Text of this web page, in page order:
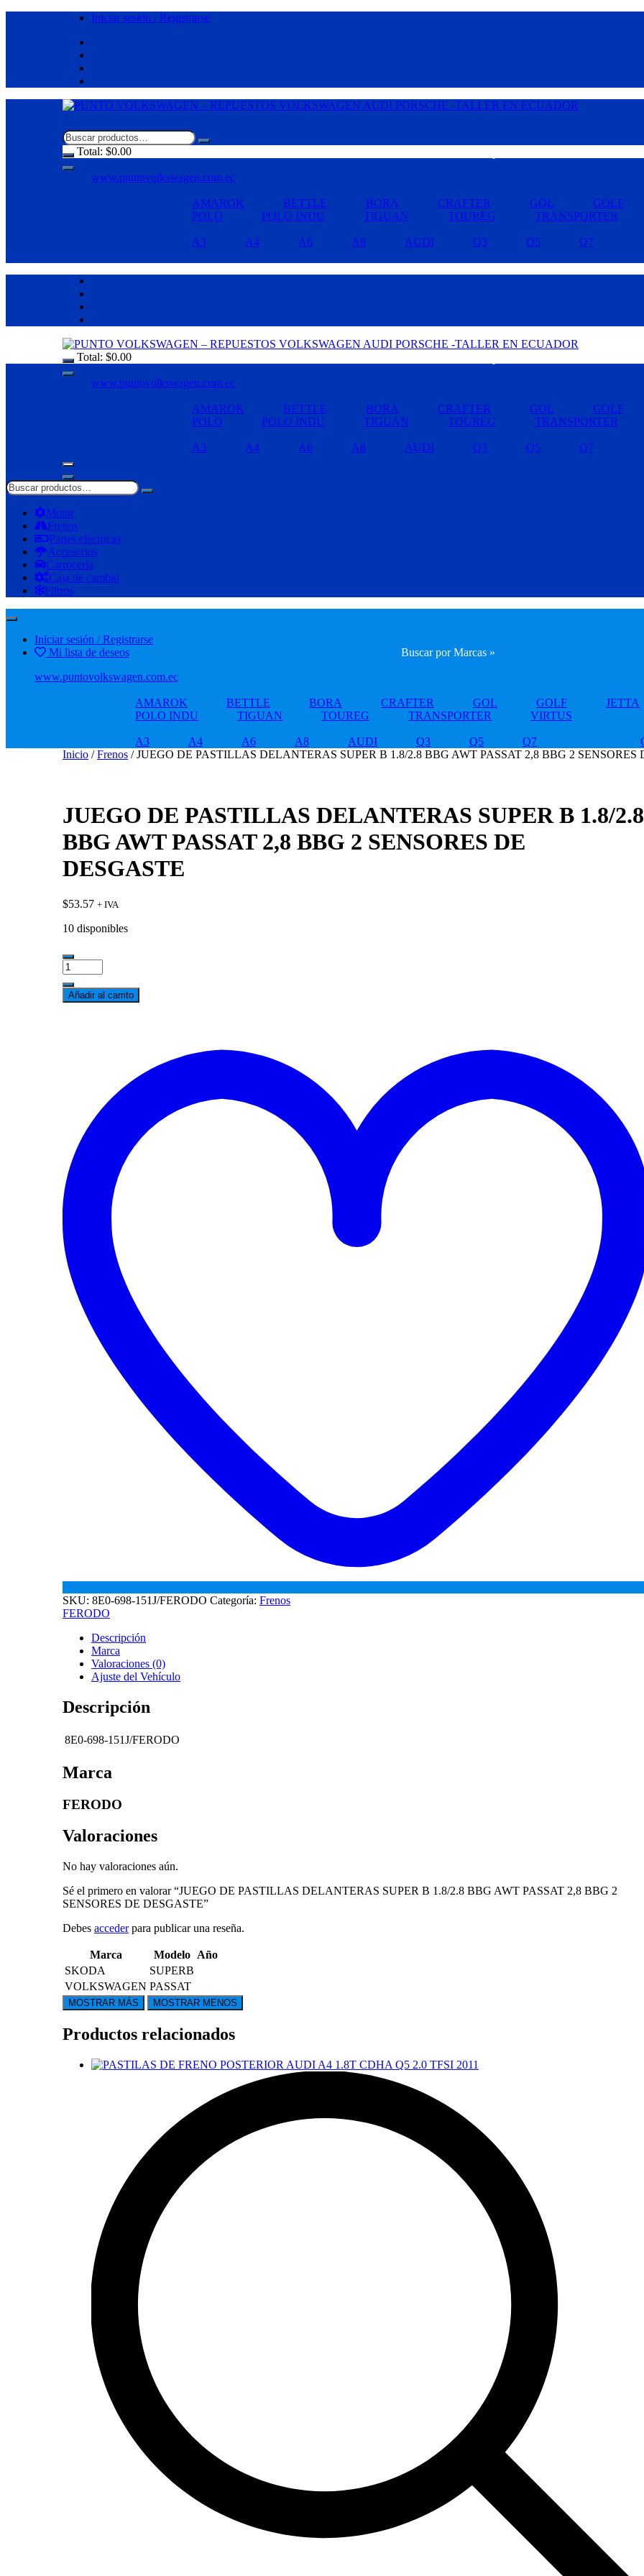
Iniciar sesión / Registrarse
Total: $0.00
www.puntovolkswagen.com.ec
AMAROK BETTLE BORA CRAFTER GOL GOLF
POLO
POLO INDU TIGUAN TOUREG TRANSPORTER
A3 A4 A6 A8 AUDI Q3 Q5 Q7
Total: $0.00
www.puntovolkswagen.com.ec
AMAROK BETTLE BORA CRAFTER GOL GOLF
POLO
POLO INDU TIGUAN TOUREG TRANSPORTER
A3 A4 A6 A8 AUDI Q3 Q5 Q7
Motor
Frenos
Partes eléctricas
Accesorios
Carrocería
Caja de cambio
Filtros
Iniciar sesión / Registrarse
Mi lista de deseos
www.puntovolkswagen.com.ec
Buscar por Marcas »
AMAROK BETTLE BORA CRAFTER GOL GOLF JETTA
POLO INDU
TIGUAN TOUREG TRANSPORTER VIRTUS
A3 A4 A6 A8 AUDI Q3 Q5 Q7
Inicio /Frenos / JUEGO DE PASTILLAS DELANTERAS SUPER B 1.8/2.8 BBG AWT PASSAT 2,8 BBG 2 SENSORES
JUEGO DE PASTILLAS DELANTERAS SUPER B 1.8/2.8
BBG AWT PASSAT 2,8 BBG 2 SENSORES DE
DESGASTE
$53.57 + IVA
10 disponibles
JUEGO
DE
PASTILLAS
DELANTERAS
SENSORES
DE
DESGASTE
cantidad
Añadir al carrito
SKU: 8E0-698-151J/FERODO Categoría: Frenos
FERODO
Descripción
Marca
Valoraciones (0)
Ajuste del Vehículo
Descripción
8E0-698-151J/FERODO
Marca
FERODO
Valoraciones
No hay valoraciones aún.
Sé el primero en valorar “JUEGO DE PASTILLAS DELANTERAS SUPER B 1.8/2.8 BBG AWT PASSAT 2,8 BBG 2
SENSORES DE DESGASTE”
Debes accederpara publicar una reseña.
Marca Modelo
Año
SKODA
SUPERB
VOLKSWAGEN PASSAT
Productos relacionados